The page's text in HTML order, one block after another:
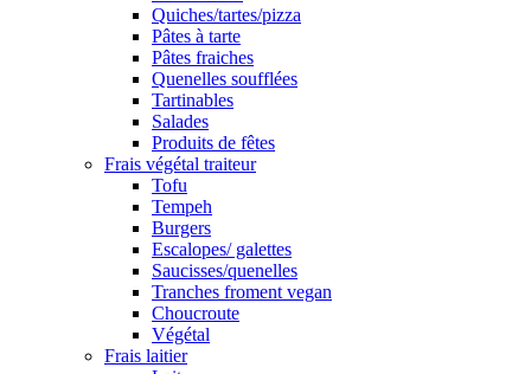
Quiches/tartes/pizza
Pâtes à tarte
Pâtes fraiches
Quenelles soufflées
Tartinables
Salades
Produits de fêtes
Frais végétal traiteur
Tofu
Tempeh
Burgers
Escalopes/ galettes
Saucisses/quenelles
Tranches froment vegan
Choucroute
Végétal
Frais laitier